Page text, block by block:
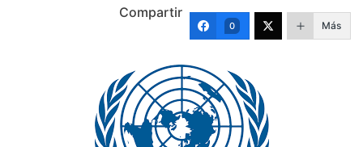
Compartir
0 Más